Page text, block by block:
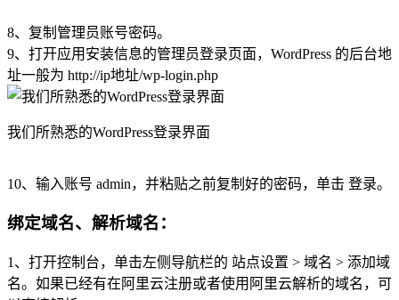
8、复制管理员账号密码。
9、打开应用安装信息的管理员登录页面，WordPress 的后台地
址一般为 http://ip地址/wp-login.php
我们所熟悉的WordPress登录界面
10、输入账号 admin，并粘贴之前复制好的密码，单击 登录。
绑定域名、解析域名：
1、打开控制台，单击左侧导航栏的 站点设置 > 域名 > 添加域
名。如果已经有在阿里云注册或者使用阿里云解析的域名，可